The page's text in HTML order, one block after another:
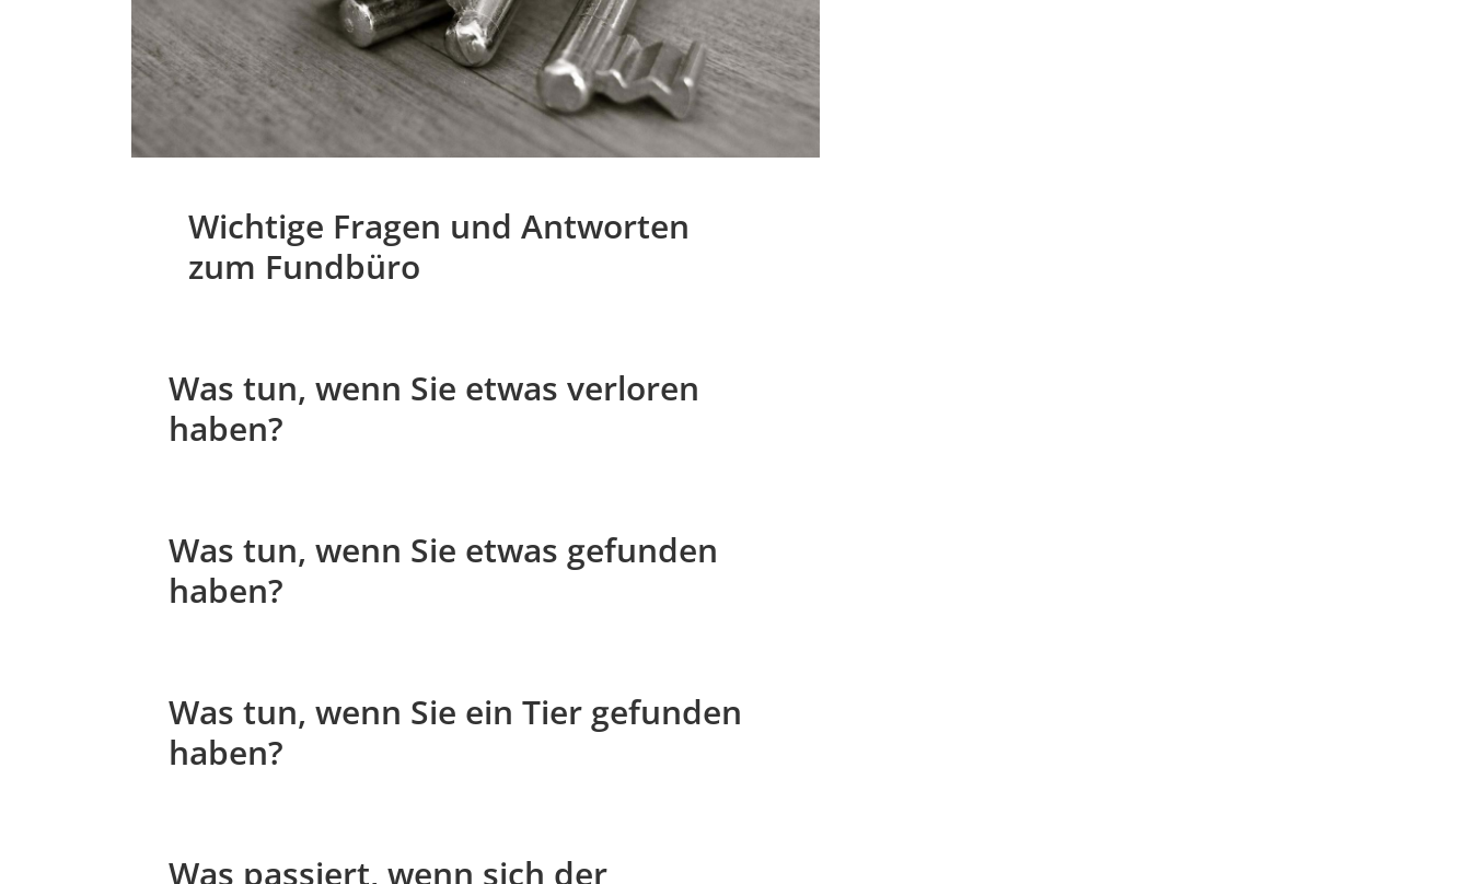
Wichtige Fragen und Antworten
zum Fundbüro
Was tun, wenn Sie etwas verloren
haben?
Was tun, wenn Sie etwas gefunden
haben?
Was tun, wenn Sie ein Tier gefunden
haben?
Was passiert, wenn sich der